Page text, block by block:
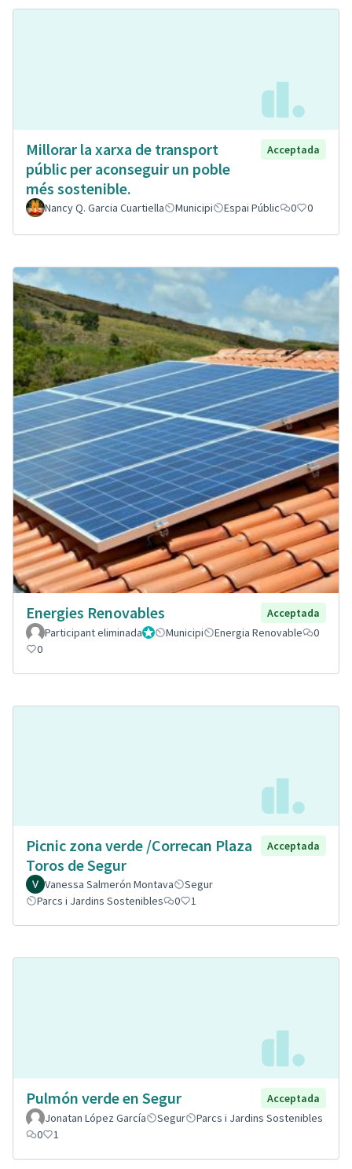
Millorar la xarxa de transport
públic per aconseguir un poble
més sostenible.
Acceptada
Nancy Q. Garcia Cuartiella Municipi Espai Públic 0 0
Energies Renovables
Acceptada
Participant eliminadaAdministrador
Municipi Energia Renovable
0
0
Picnic zona verde /Correcan Plaza
Toros de Segur
Acceptada
Vanessa Salmerón Montava
Segur
Parcs i Jardins Sostenibles
0 1
Pulmón verde en Segur
Acceptada
Jonatan López García
Segur
Parcs i Jardins Sostenibles
0
1